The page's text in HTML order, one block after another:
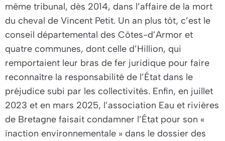
même tribunal, dès 2014, dans l’affaire de la mort
du cheval de Vincent Petit. Un an plus tôt, c’est le
conseil départemental des Côtes-d’Armor et
quatre communes, dont celle d’Hillion, qui
remportaient leur bras de fer juridique pour faire
reconnaître la responsabilité de l’État dans le
préjudice subi par les collectivités. Enfin, en juillet
2023 et en mars 2025, l’association Eau et rivières
de Bretagne faisait condamner l’État pour son «
inaction environnementale » dans le dossier des